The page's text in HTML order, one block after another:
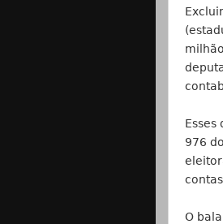
976
O